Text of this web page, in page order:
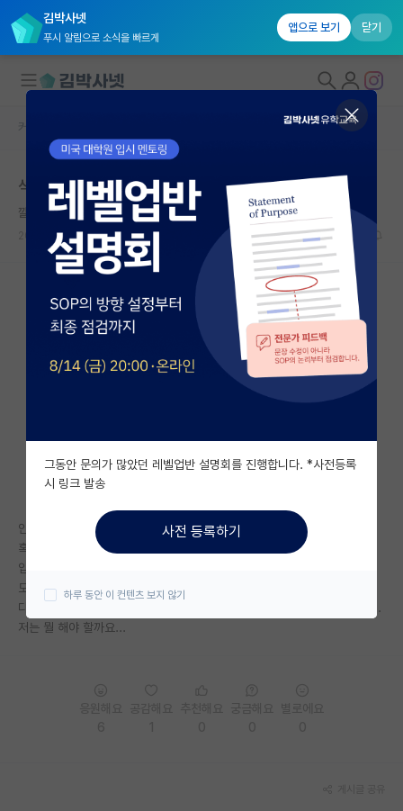
김박사넷
푸시 알림으로 소식을 빠르게
앱으로 보기 닫기
대학원생 모집
국내대학원 정보
연구실&오픈랩
커뮤니티
커뮤니티 홈
전체글보기
베스트 게시판
자유 게시판(아무개랩)
미국 유학 게시판
미국 대학원 합격 후기 게시판
대학원생 모집 게시판
연구실(PI) 홍보 게시판
커뮤니티 홈
석사 신입생 방치
깔끔한 우장춘
2024.04.21 17 7350
안녕하세요
혹시 랩의 석사 신입생들은 지금 뭘 하는 시즌일까요..?
입학한지 두달이 됐는데 아직도 아무것도 안하고 방치되어 있습니다,, 실험
도 아직 해본적이 없고요
다른 랩도 이런가요?? 석사 생활이 이런게 맞나 싶어 현타가 너무 옵니다...
저는 뭘 해야 할까요...
그동안 문의가 많았던 레벨업반 설명회를 진행합니다. *사전등록
시 링크 발송
사전 등록하기
하루 동안 이 컨텐츠 보지 않기